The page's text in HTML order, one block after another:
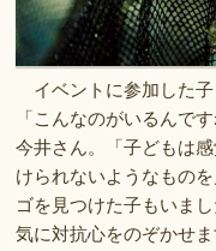
イベントに参加した子
「こんなのがいるんで
今井さん。「子どもは
けられないようなもの
ゴを見つけた子もいま
気に対抗心をのぞかせ